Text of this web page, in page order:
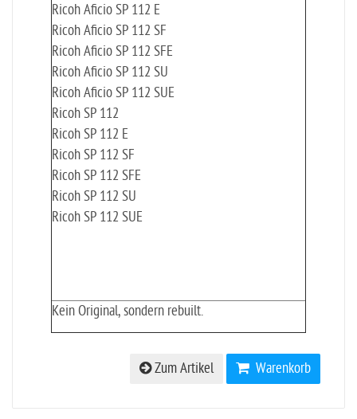
Ricoh Aficio SP 112 E
Ricoh Aficio SP 112 SF
Ricoh Aficio SP 112 SFE
Ricoh Aficio SP 112 SU
Ricoh Aficio SP 112 SUE
Ricoh SP 112
Ricoh SP 112 E
Ricoh SP 112 SF
Ricoh SP 112 SFE
Ricoh SP 112 SU
Ricoh SP 112 SUE
Kein Original, sondern rebuilt.
Warenkorb
Zum Artikel